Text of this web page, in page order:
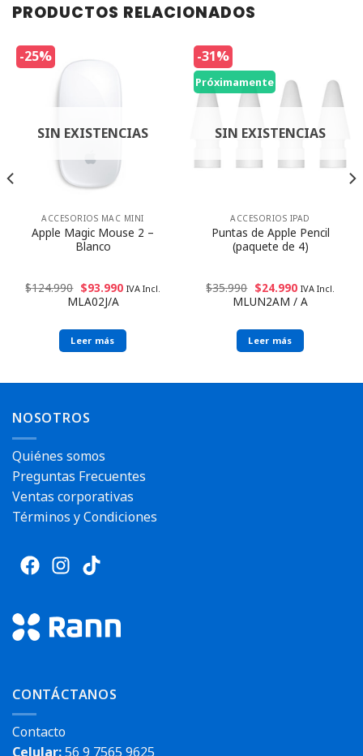
PRODUCTOS RELACIONADOS
-25%
SIN EXISTENCIAS
ACCESORIOS MAC MINI
Apple Magic Mouse 2 –
Blanco
$124.990 $93.990 IVA Incl.
MLA02J/A
Leer más
-31%
Próximamente
SIN EXISTENCIAS
ACCESORIOS IPAD
Puntas de Apple Pencil
(paquete de 4)
$35.990 $24.990 IVA Incl.
MLUN2AM / A
Leer más
NOSOTROS
Quiénes somos
Preguntas Frecuentes
Ventas corporativas
Términos y Condiciones
CONTÁCTANOS
Contacto
Celular:56 9 7565 9625